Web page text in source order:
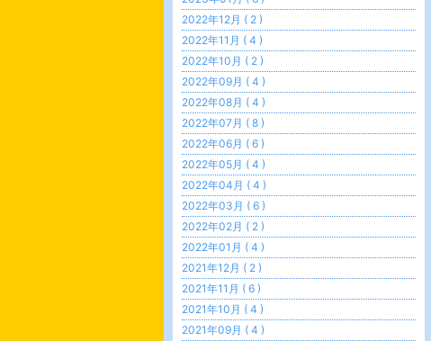
2022年12月 ( 2 )
2022年11月 ( 4 )
2022年10月 ( 2 )
2022年09月 ( 4 )
2022年08月 ( 4 )
2022年07月 ( 8 )
2022年06月 ( 6 )
2022年05月 ( 4 )
2022年04月 ( 4 )
2022年03月 ( 6 )
2022年02月 ( 2 )
2022年01月 ( 4 )
2021年12月 ( 2 )
2021年11月 ( 6 )
2021年10月 ( 4 )
2021年09月 ( 4 )